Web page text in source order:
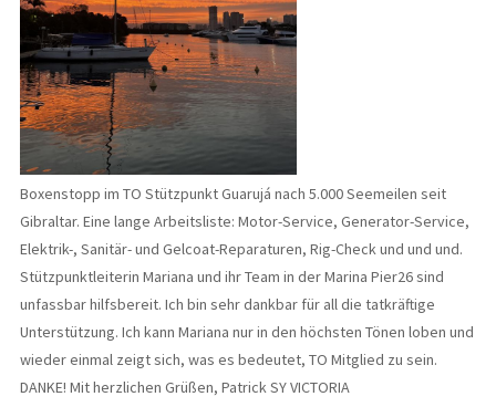
Boxenstopp im TO Stützpunkt Guarujá nach 5.000 Seemeilen seit
Gibraltar. Eine lange Arbeitsliste: Motor-Service, Generator-Service,
Elektrik-, Sanitär- und Gelcoat-Reparaturen, Rig-Check und und und.
Stützpunktleiterin Mariana und ihr Team in der Marina Pier26 sind
unfassbar hilfsbereit. Ich bin sehr dankbar für all die tatkräftige
Unterstützung. Ich kann Mariana nur in den höchsten Tönen loben und
wieder einmal zeigt sich, was es bedeutet, TO Mitglied zu sein.
DANKE! Mit herzlichen Grüßen, Patrick SY VICTORIA